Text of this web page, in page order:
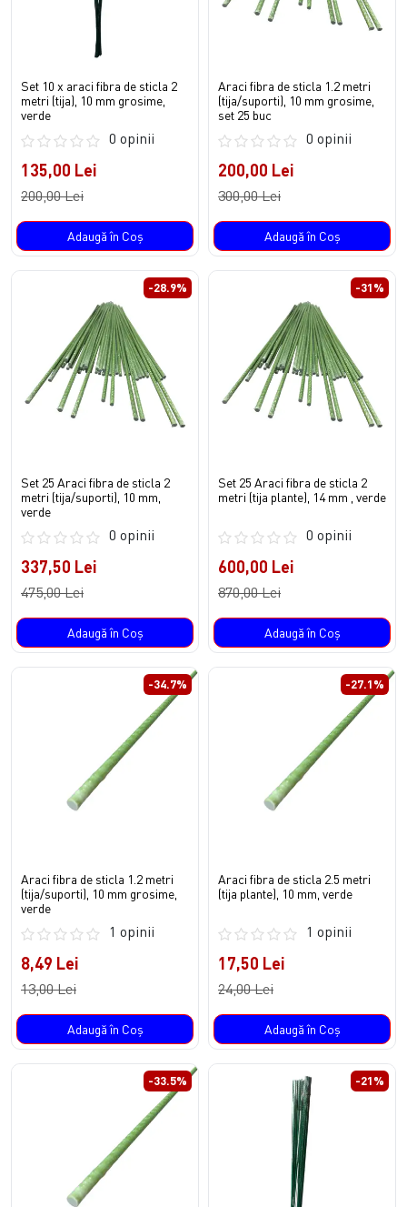
Set 10 x araci fibra de sticla 2
metri (tija), 10 mm grosime,
verde
0 opinii
135,00 Lei
200,00 Lei
Adaugă în Coş
Araci fibra de sticla 1.2 metri
(tija/suporti), 10 mm grosime,
set 25 buc
0 opinii
200,00 Lei
300,00 Lei
Adaugă în Coş
-28.9%
Set 25 Araci fibra de sticla 2
metri (tija/suporti), 10 mm,
verde
0 opinii
337,50 Lei
475,00 Lei
Adaugă în Coş
-31%
Set 25 Araci fibra de sticla 2
metri (tija plante), 14 mm , verde
0 opinii
600,00 Lei
870,00 Lei
Adaugă în Coş
-34.7%
Araci fibra de sticla 1.2 metri
(tija/suporti), 10 mm grosime,
verde
1 opinii
8,49 Lei
13,00 Lei
Adaugă în Coş
-27.1%
Araci fibra de sticla 2.5 metri
(tija plante), 10 mm, verde
1 opinii
17,50 Lei
24,00 Lei
Adaugă în Coş
-33.5% -21%